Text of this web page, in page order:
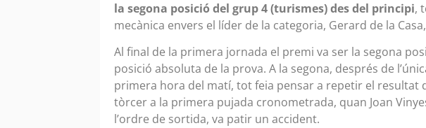
la segona posició del grup 4 (turismes) des del principi,
mecànica envers el líder de la categoria, Gerard de la
Al final de la primera jornada el premi va ser la segona
posició absoluta de la prova. A la segona, després de
primera hora del matí, tot feia pensar a repetir el resultat
tòrcer a la primera pujada cronometrada, quan Joan
l’ordre de sortida, va patir un accident.